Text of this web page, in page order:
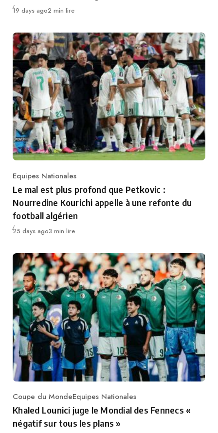
Publié
19 days ago2 min lire
Category
Equipes Nationales
Le mal est plus profond que Petkovic :
Nourredine Kourichi appelle à une refonte du
football algérien
Publié
25 days ago3 min lire
Category
Coupe du MondeEquipes Nationales
Khaled Lounici juge le Mondial des Fennecs «
négatif sur tous les plans »